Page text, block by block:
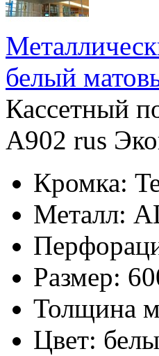
белый
Кассетный
А902 rus
Кромка:
Металл:
Размер:
Толщина
Цвет: